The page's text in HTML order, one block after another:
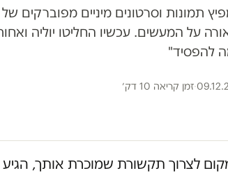
תמונות וסרטונים מיניים מפוברקים
על המעשים. עכשיו החליטו יוליה
להפסיד"
·זמן קריאה 10 דק׳
לצרוך תקשורת שמוכרת אותך, הגיע